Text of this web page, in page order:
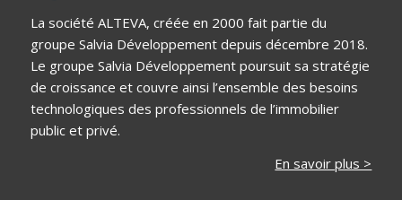
La société ALTEVA, créée en 2000 fait partie du
groupe Salvia Développement depuis décembre 2018.
Le groupe Salvia Développement poursuit sa stratégie
de croissance et couvre ainsi l’ensemble des besoins
technologiques des professionnels de l’immobilier
public et privé.
En savoir plus >